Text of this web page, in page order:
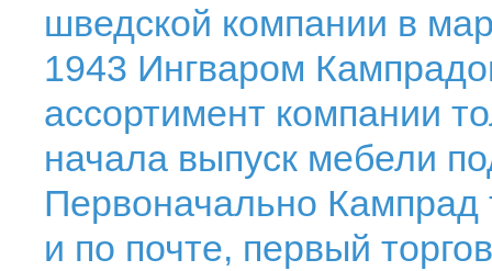
шведской компании в
1943 Ингваром
ассортимент компании
начала выпуск мебели
Первоначально Кампрад
и по почте, первый